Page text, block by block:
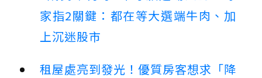
家指2關鍵：都在等大選端牛肉、加
上沉迷股市
租屋處亮到發光！優質房客想求「降